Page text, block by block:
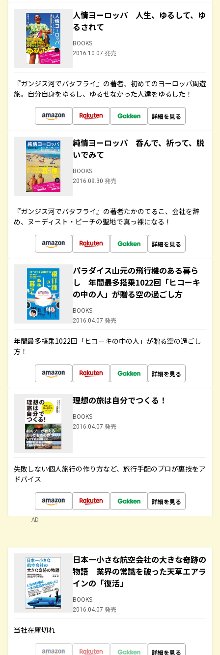
人情ヨーロッパ 人生、ゆるして、ゆ
るされて
BOOKS
2016.10.07 発売
『ガンジス河でバタフライ』の著者、初めてのヨーロッパ周遊
旅。自分自身をゆるし、ゆるせなかった人達をゆるした！
詳細を見る
純情ヨーロッパ 呑んで、祈って、脱
いでみて
BOOKS
2016.09.30 発売
『ガンジス河でバタフライ』の著者たかのてるこ、会社を辞
め、ヌーディスト・ビーチの聖地で真っ裸になる！
詳細を見る
パラダイス山元の飛行機のある暮ら
し 年間最多搭乗1022回「ヒコーキ
の中の人」が贈る空の過ごし方
BOOKS
2016.04.07 発売
年間最多搭乗1022回「ヒコーキの中の人」が贈る空の過ごし
方！
詳細を見る
理想の旅は自分でつくる！
BOOKS
2016.04.07 発売
失敗しない個人旅行の作り方など、旅行手配のプロが裏技をア
ドバイス
詳細を見る
AD
日本一小さな航空会社の大きな奇跡の
物語 業界の常識を破った天草エアラ
インの「復活」
BOOKS
2016.04.07 発売
当社在庫切れ
詳細を見る